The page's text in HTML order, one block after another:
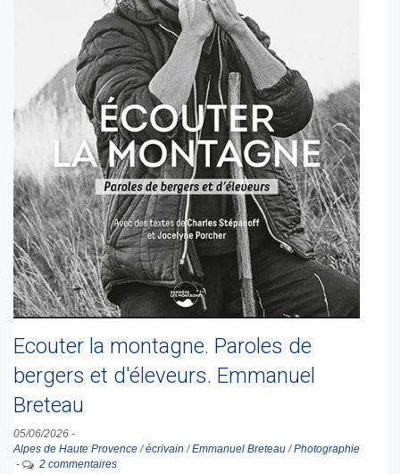
Ecouter la montagne. Paroles de
bergers et d'éleveurs. Emmanuel
Breteau
05/06/2026 -
Alpes de Haute Provence /écrivain /Emmanuel Breteau /Photographie
-
2 commentaires